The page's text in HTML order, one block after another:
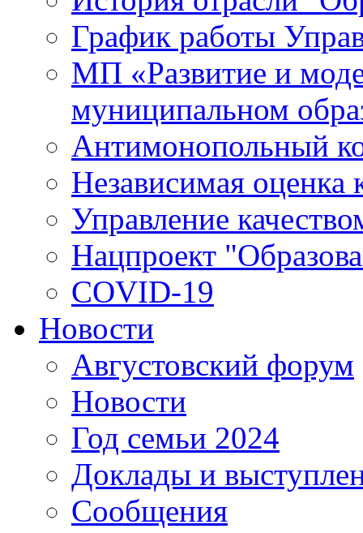
График работы
МП «Развитие и
муниципальном
Антимонопольный
Независимая оценка
Управление
Нацпроект
COVID-19
Новости
Августовский форум
Новости
Год семьи 2024
Доклады и
Сообщения